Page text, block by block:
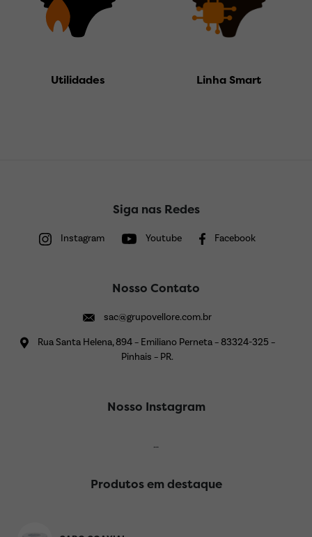
Utilidades Linha Smart
Siga nas Redes
Instagram Youtube Facebook
Nosso Contato
sac@grupovellore.com.br
Rua Santa Helena, 894 – Emiliano Perneta – 83324-325 –
Pinhais – PR.
Nosso Instagram
…
Produtos em destaque